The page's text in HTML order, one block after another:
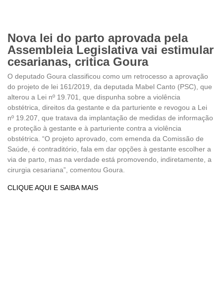
Nova lei do parto aprovada pela
Assembleia Legislativa vai estimular
cesarianas, critica Goura
O deputado Goura classificou como um retrocesso a aprovação
do projeto de lei 161/2019, da deputada Mabel Canto (PSC), que
alterou a Lei nº 19.701, que dispunha sobre a violência
obstétrica, direitos da gestante e da parturiente e revogou a Lei
nº 19.207, que tratava da implantação de medidas de informação
e proteção à gestante e à parturiente contra a violência
obstétrica. “O projeto aprovado, com emenda da Comissão de
Saúde, é contraditório, fala em dar opções à gestante escolher a
via de parto, mas na verdade está promovendo, indiretamente, a
cirurgia cesariana”, comentou Goura.
CLIQUE AQUI E SAIBA MAIS